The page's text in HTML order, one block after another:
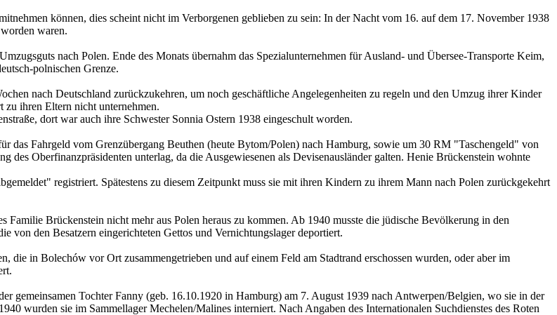
können, dies scheint nicht im Verborgenen geblieben zu sein: In der Nacht vom 16. auf dem 17. November 1938
waren.
nach Polen. Ende des Monats übernahm das Spezialunternehmen für Ausland- und Übersee-Transporte Keim,
polnischen Grenze.
nach Deutschland zurückzukehren, um noch geschäftliche Angelegenheiten zu regeln und den Umzug ihrer Kinder
ihren Eltern nicht unternehmen.
dort war auch ihre Schwester Sonnia Ostern 1938 eingeschult worden.
Fahrgeld vom Grenzübergang Beuthen (heute Bytom/Polen) nach Hamburg, sowie um 30 RM "Taschengeld" von
Oberfinanzpräsidenten unterlag, da die Ausgewiesenen als Devisenausländer galten. Henie Brückenstein wohnte
registriert. Spätestens zu diesem Zeitpunkt muss sie mit ihren Kindern zu ihrem Mann nach Polen zurückgekehrt
Familie Brückenstein nicht mehr aus Polen heraus zu kommen. Ab 1940 musste die jüdische Bevölkerung in den
von den Besatzern eingerichteten Gettos und Vernichtungslager deportiert.
die in Bolechów vor Ort zusammengetrieben und auf einem Feld am Stadtrand erschossen wurden, oder aber im
gemeinsamen Tochter Fanny (geb. 16.10.1920 in Hamburg) am 7. August 1939 nach Antwerpen/Belgien, wo sie in der
wurden sie im Sammellager Mechelen/Malines interniert. Nach Angaben des Internationalen Suchdienstes des Roten